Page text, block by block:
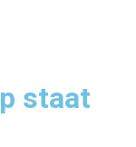
staat